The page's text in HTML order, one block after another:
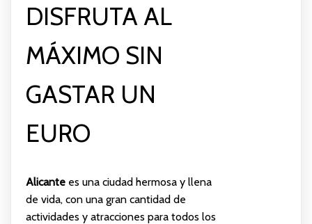
DISFRUTA AL
MÁXIMO SIN
GASTAR UN
EURO
Alicantees una ciudad hermosa y llena
de vida, con una gran cantidad de
actividades y atracciones para todos los